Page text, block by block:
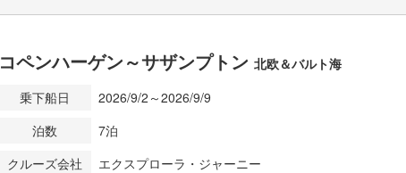
コペンハーゲン～サザンプトン 北欧＆バルト海
乗下船日
2026/9/2～2026/9/9
泊数
7泊
クルーズ会社
エクスプローラ・ジャーニー